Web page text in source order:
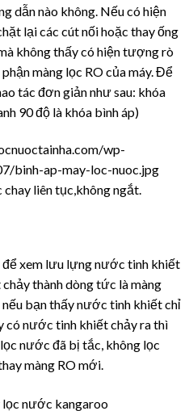
dẫn nào không. Nếu có hiện
lại các cút nối hoặc thay ống
không thấy có hiện tượng rò
màng lọc RO của máy. Để
tác đơn giản như sau: khóa
90 độ là khóa bình áp)
liên tục,không ngắt.
xem lưu lựng nước tinh khiết
thành dòng tức là màng
nếu bạn thấy nước tinh khiết chỉ
có nước tinh khiết chảy ra thì
nước đã bị tắc, không lọc
màng RO mới.